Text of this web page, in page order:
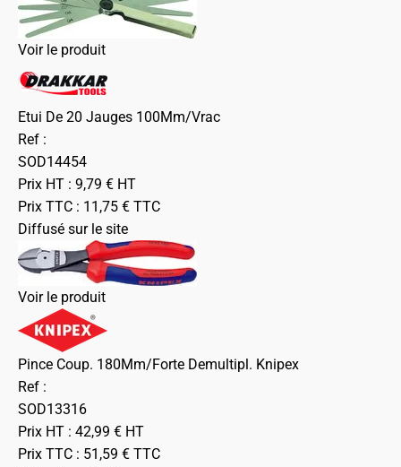
Voir le produit
Etui De 20 Jauges 100Mm/Vrac
Ref :
SOD14454
Prix HT : 9,79 € HT
Prix TTC : 11,75 € TTC
Diffusé sur le site
Voir le produit
Pince Coup. 180Mm/Forte Demultipl. Knipex
Ref :
SOD13316
Prix HT : 42,99 € HT
Prix TTC : 51,59 € TTC